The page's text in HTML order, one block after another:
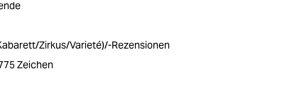
Zirkus/Varieté)/-Rezensionen
Zeichen